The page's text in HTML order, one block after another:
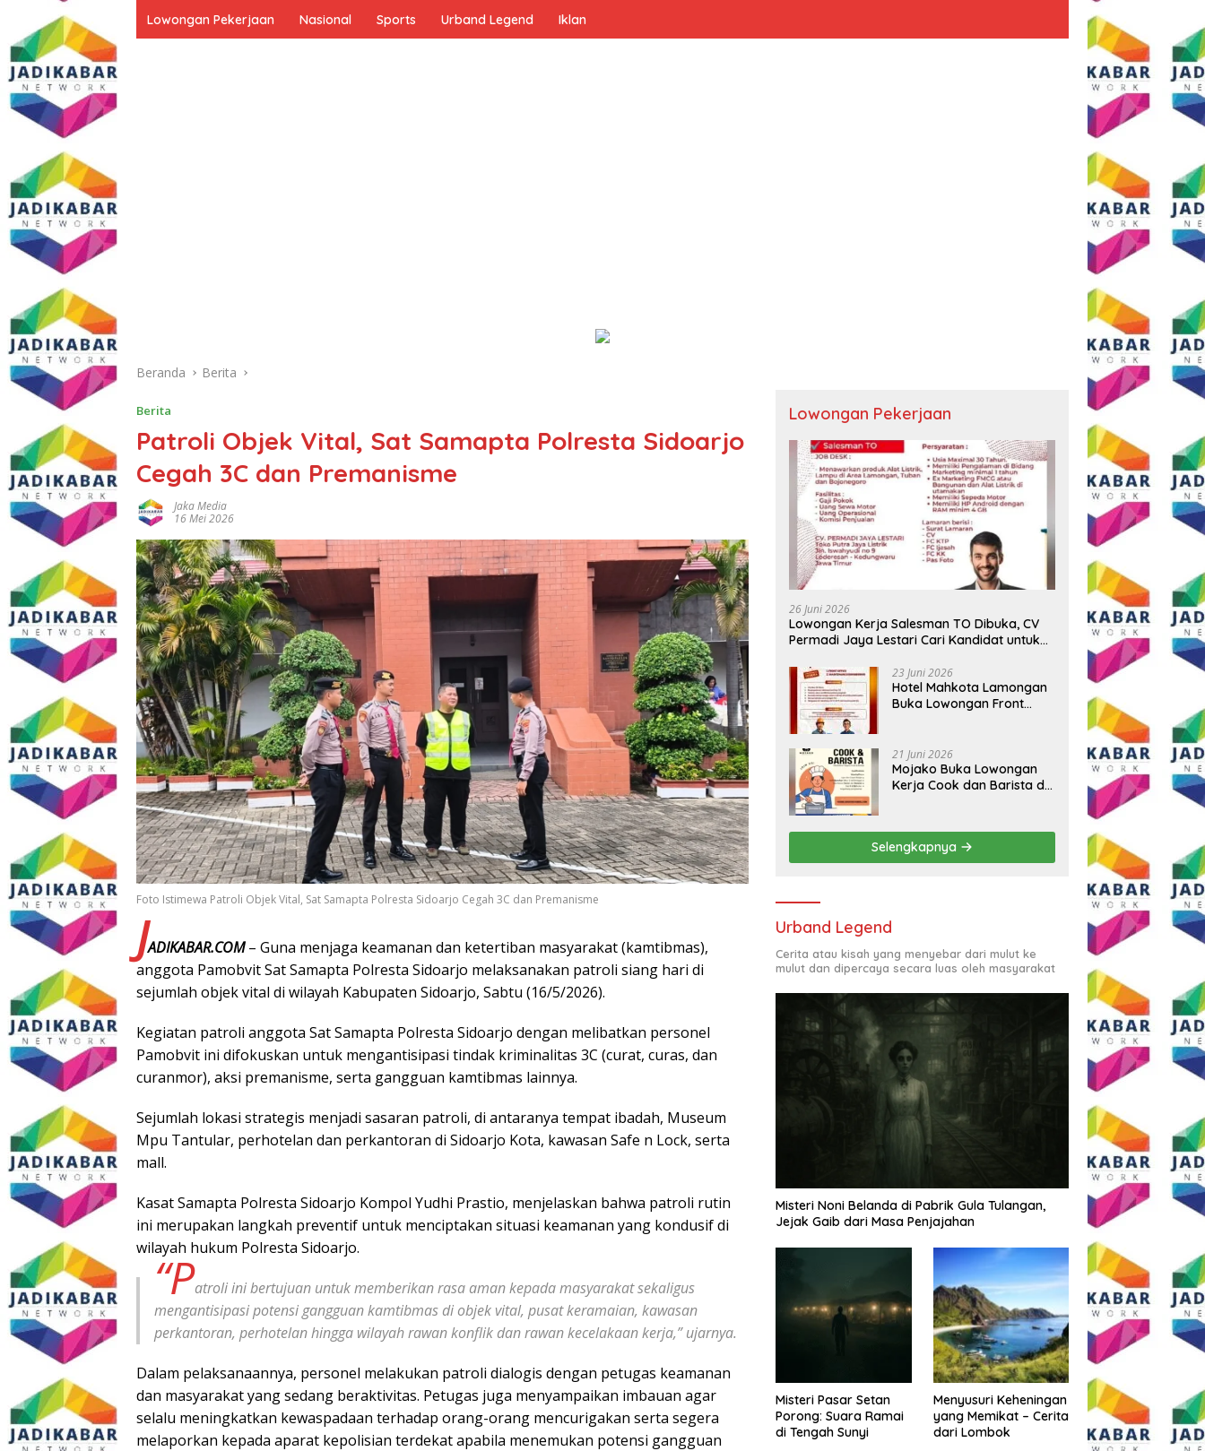
Lowongan Pekerjaan Nasional Sports Urband Legend Iklan
Beranda Berita
Berita
Patroli Objek Vital, Sat Samapta Polresta Sidoarjo
Cegah 3C dan Premanisme
Jaka Media
16 Mei 2026
Foto Istimewa Patroli Objek Vital, Sat Samapta Polresta Sidoarjo Cegah 3C dan Premanisme
JADIKABAR.COM– Guna menjaga keamanan dan ketertiban masyarakat (kamtibmas),
anggota Pamobvit Sat Samapta Polresta Sidoarjo melaksanakan patroli siang hari di
sejumlah objek vital di wilayah Kabupaten Sidoarjo, Sabtu (16/5/2026).
Kegiatan patroli anggota Sat Samapta Polresta Sidoarjo dengan melibatkan personel
Pamobvit ini difokuskan untuk mengantisipasi tindak kriminalitas 3C (curat, curas, dan
curanmor), aksi premanisme, serta gangguan kamtibmas lainnya.
Sejumlah lokasi strategis menjadi sasaran patroli, di antaranya tempat ibadah, Museum
Mpu Tantular, perhotelan dan perkantoran di Sidoarjo Kota, kawasan Safe n Lock, serta
mall.
Kasat Samapta Polresta Sidoarjo Kompol Yudhi Prastio, menjelaskan bahwa patroli rutin
ini merupakan langkah preventif untuk menciptakan situasi keamanan yang kondusif di
wilayah hukum Polresta Sidoarjo.
“Patroli ini bertujuan untuk memberikan rasa aman kepada masyarakat sekaligus
mengantisipasi potensi gangguan kamtibmas di objek vital, pusat keramaian, kawasan
perkantoran, perhotelan hingga wilayah rawan konflik dan rawan kecelakaan kerja,” ujarnya.
Dalam pelaksanaannya, personel melakukan patroli dialogis dengan petugas keamanan
dan masyarakat yang sedang beraktivitas. Petugas juga menyampaikan imbauan agar
selalu meningkatkan kewaspadaan terhadap orang-orang mencurigakan serta segera
melaporkan kepada aparat kepolisian terdekat apabila menemukan potensi gangguan
Lowongan Pekerjaan
26 Juni 2026
Lowongan Kerja Salesman TO Dibuka, CV
Permadi Jaya Lestari Cari Kandidat untuk
23 Juni 2026
Hotel Mahkota Lamongan
Buka Lowongan Front
Syaratnya
21 Juni 2026
Mojako Buka Lowongan
Kerja Cook dan Barista di
Selengkapnya
Urband Legend
Cerita atau kisah yang menyebar dari mulut ke
mulut dan dipercaya secara luas oleh masyarakat
Misteri Noni Belanda di Pabrik Gula Tulangan,
Jejak Gaib dari Masa Penjajahan
Misteri Pasar Setan
Porong: Suara Ramai
di Tengah Sunyi
Menyusuri Keheningan
yang Memikat – Cerita
dari Lombok